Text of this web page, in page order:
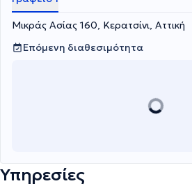
Μικράς Ασίας 160, Κερατσίνι, Αττική
Επόμενη διαθεσιμότητα
Υπηρεσίες